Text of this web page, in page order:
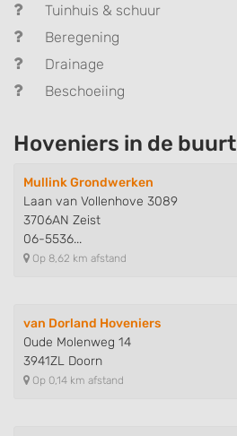
Tuinhuis & schuur
Beregening
Drainage
Beschoeiing
Hoveniers in de buurt
Mullink Grondwerken
Laan van Vollenhove 3089
3706AN Zeist
06-5536...
Op 8,62 km afstand
van Dorland Hoveniers
Oude Molenweg 14
3941ZL Doorn
Op 0,14 km afstand